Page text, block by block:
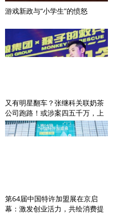
游戏新政与“小学生”的愤怒
又有明星翻车？张继科关联奶茶
公司跑路！或涉案四五千万，上
百人被骗
第64届中国特许加盟展在京启
幕：激发创业活力，共绘消费提